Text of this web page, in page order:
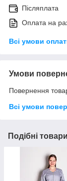
Післяплата
Оплата на
Всі умови
Умови
Повернення
Всі умови
Подібні